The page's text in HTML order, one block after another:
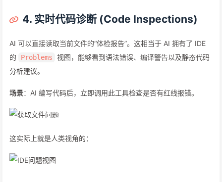
4. 实时代码诊断 (Code Inspections)
AI 可以直接读取当前文件的“体检报告”。这相当于 AI 拥有了 IDE
的
Problems
视图，能够看到语法错误、编译警告以及静态代码
分析建议。
场景：AI 编写代码后，立即调用此工具检查是否有红线报错。
这实际上就是人类视角的：